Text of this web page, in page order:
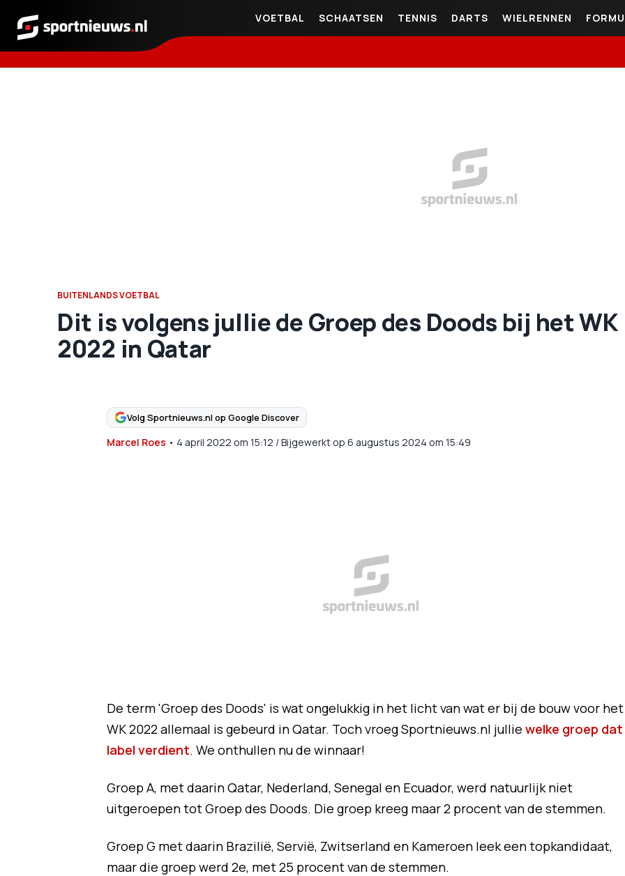
Sportnieuws.nl
VOETBAL SCHAATSEN TENNIS DARTS WIELRENNEN
BUITENLANDS VOETBAL
Dit is volgens jullie de Groep des Doods bij het WK
2022 in Qatar
Volg Sportnieuws.nl op Google Discover
Marcel Roes • 4 april 2022 om 15:12 /Bijgewerkt op 6 augustus 2024 om 15:49
De term 'Groep des Doods' is wat ongelukkig in het licht van wat er bij de bouw voor het
WK 2022 allemaal is gebeurd in Qatar. Toch vroeg Sportnieuws.nl jullie welke groep dat
label verdient. We onthullen nu de winnaar!
Groep A, met daarin Qatar, Nederland, Senegal en Ecuador, werd natuurlijk niet
uitgeroepen tot Groep des Doods. Die groep kreeg maar 2 procent van de stemmen.
Groep G met daarin Brazilië, Servië, Zwitserland en Kameroen leek een topkandidaat,
maar die groep werd 2e, met 25 procent van de stemmen.